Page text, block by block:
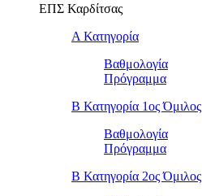
ΕΠΣ Καρδίτσας
Α Κατηγορία
Βαθμολογία
Πρόγραμμα
Β Κατηγορία 1ος Όμιλος
Βαθμολογία
Πρόγραμμα
Β Κατηγορία 2ος Όμιλος